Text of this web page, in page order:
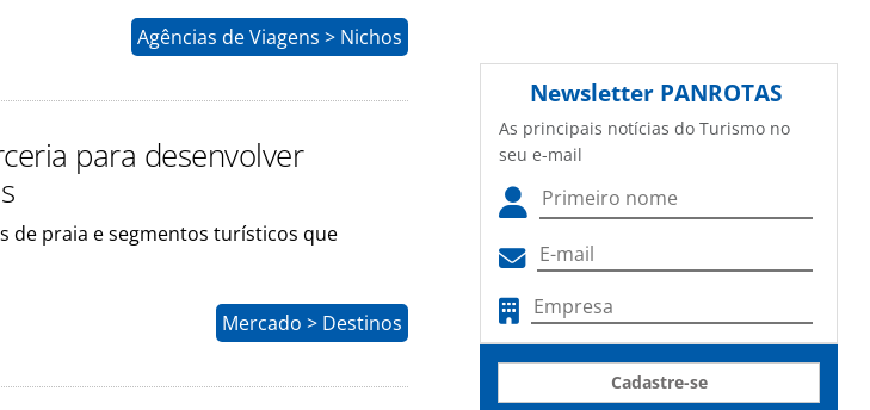
Agências de Viagens > Nichos
para desenvolver
de praia e segmentos turísticos que
Mercado > Destinos
Newsletter PANROTAS
As principais notícias do Turismo no
seu e-mail
Cadastre-se